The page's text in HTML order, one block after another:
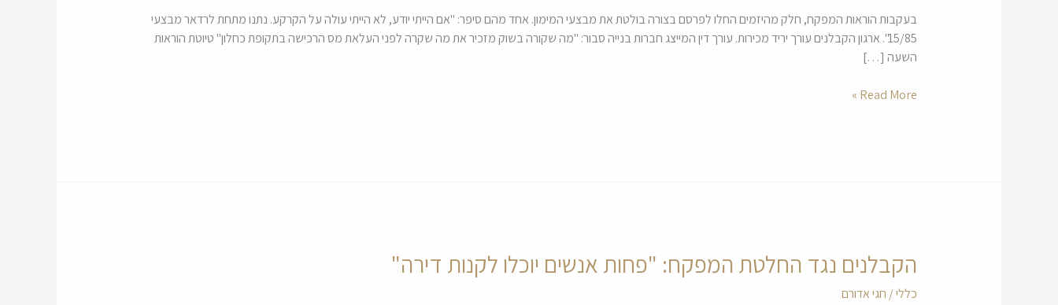
בעקבות הוראות המפקח, חלק מהיזמים החלו לפרסם בצורה בולטת את מבצעי המימון. אחד מהם סיפר: "אם הייתי יודע, לא הייתי עולה על הקרקע. נתנו מתחת לרדאר מבצעי
15/85". ארגון הקבלנים עורך יריד מכירות. עורך דין המייצג חברות בנייה סבור: "מה שקורה בשוק מזכיר את מה שקרה לפני העלאת מס הרכישה בתקופת כחלון" טיוטת הוראות
השעה […]
היזמים
מרחיבים
מבצעים
למכור
Read More »
הקבלנים נגד החלטת המפקח: "פחות אנשים יוכלו לקנות דירה"
כללי/ חגי אדורם
הקבלנים
נגד
החלטת